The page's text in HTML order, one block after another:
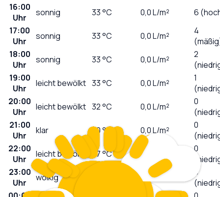
16:00
Uhr
sonnig 33°C 0,0L/m²
6
17:00
Uhr
sonnig 33°C 0,0L/m²
4
18:00
Uhr
sonnig 33°C 0,0L/m²
2
19:00
Uhr
leicht bewölkt 33°C 0,0L/m²
1
20:00
Uhr
leicht bewölkt 32°C 0,0L/m²
0
21:00
Uhr
klar 30°C 0,0L/m²
0
22:00
Uhr
leicht bewölkt 27°C 0,0
0
23:00
Uhr
wolkig 0,0L/m²
0